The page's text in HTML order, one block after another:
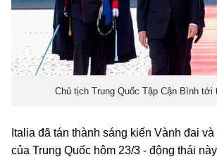
Chủ tịch Trung Quốc Tập Cận Bình tới
Italia đã tán thành sáng kiến ​Vành đai
của Trung Quốc hôm 23/3 - động thái